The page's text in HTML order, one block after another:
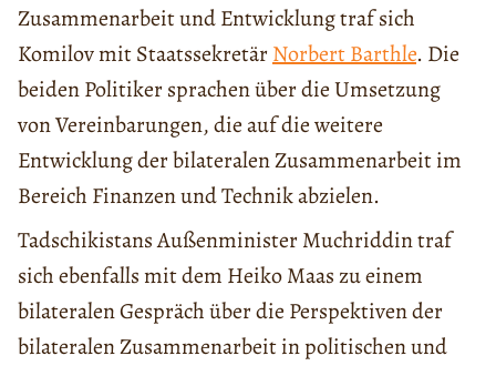
Zusammenarbeit und Entwicklung traf sich
Komilov mit StaatssekretärNorbert Barthle. Die
beiden Politiker sprachen über die Umsetzung
von Vereinbarungen, die auf die weitere
Entwicklung der bilateralen Zusammenarbeit im
Bereich Finanzen und Technik abzielen.
Tadschikistans Außenminister Muchriddin traf
sich ebenfalls mit dem Heiko Maas zu einem
bilateralen Gespräch über die Perspektiven der
bilateralen Zusammenarbeit in politischen und